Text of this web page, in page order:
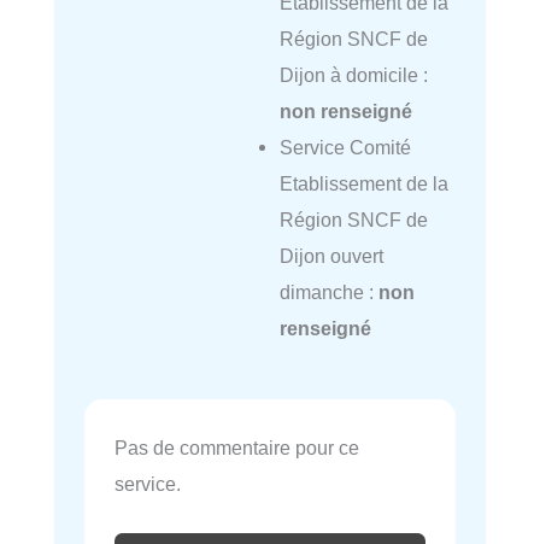
Région SNCF de
Dijon à domicile :
non renseigné
Service Comité
Etablissement de la
Région SNCF de
Dijon ouvert
dimanche : non
renseigné
Pas de commentaire pour ce
service.